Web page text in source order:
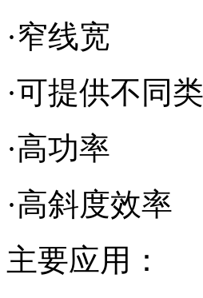
·窄线宽
·可提供不同
·高功率
·高斜度效率
主要应用：